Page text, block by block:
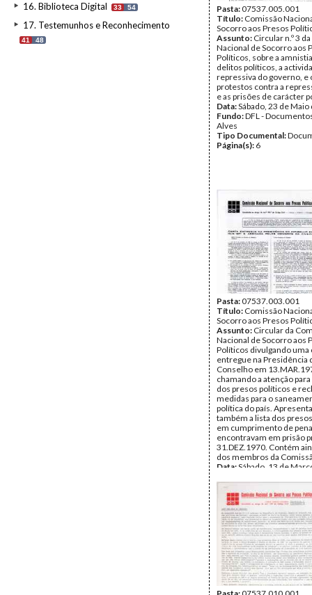
16. Biblioteca Digital 33 54
17. Testemunhos e Reconhecimento
41 48
Pasta:07537.005.001
Título: Comissão
Socorro aos Presos
Assunto: Circular n.º 3
Nacional de Socorro aos
Políticos, sobre a
delitos políticos, a
repressiva do governo, e
protestos contra a
e as prisões de carácter
Data:Sábado, 23 de
Fundo:DFL -
Alves
Tipo Documental:
Página(s): 6
Pasta:07537.003.001
Título: Comissão
Socorro aos Presos
Assunto: Circular da
Nacional de Socorro aos
Políticos divulgando uma
entregue na Presidência
Conselho em
chamando a atenção
dos presos políticos e
medidas para o
política do país.
também a lista dos
em cumprimento de
encontravam em prisão
31.DEZ.1970. Contém
dos membros da
Data: Sábado, 13 de
Alves
Tipo Documental:
Página(s):4